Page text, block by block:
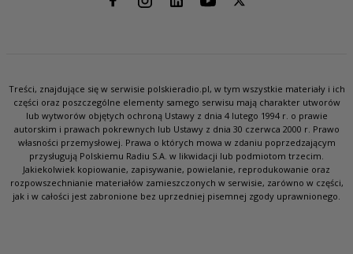
Treści, znajdujące się w serwisie polskieradio.pl, w tym wszystkie materiały i ich
części oraz poszczególne elementy samego serwisu mają charakter utworów
lub wytworów objętych ochroną Ustawy z dnia 4 lutego 1994 r. o prawie
autorskim i prawach pokrewnych lub Ustawy z dnia 30 czerwca 2000 r. Prawo
własności przemysłowej. Prawa o których mowa w zdaniu poprzedzającym
przysługują Polskiemu Radiu S.A. w likwidacji lub podmiotom trzecim.
Jakiekolwiek kopiowanie, zapisywanie, powielanie, reprodukowanie oraz
rozpowszechnianie materiałów zamieszczonych w serwisie, zarówno w części,
jak i w całości jest zabronione bez uprzedniej pisemnej zgody uprawnionego.